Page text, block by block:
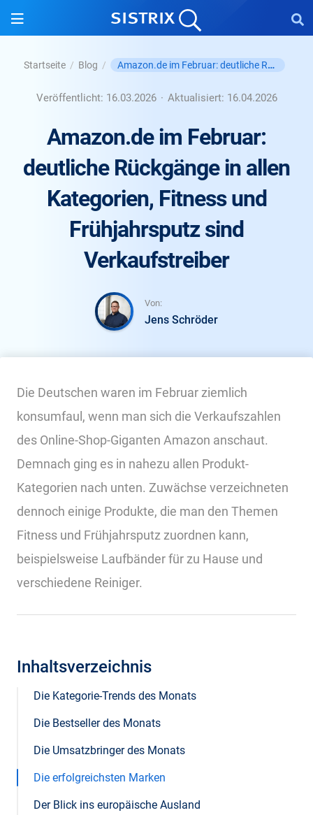
Startseite / Blog / Amazon.de im Februar: deutliche Rückgänge in allen ...
Veröffentlicht: 16.03.2026 · Aktualisiert: 16.04.2026
Amazon.de im Februar:
deutliche Rückgänge in allen
Kategorien, Fitness und
Frühjahrsputz sind
Verkaufstreiber
Von:
Jens Schröder
Die Deutschen waren im Februar ziemlich
konsumfaul, wenn man sich die Verkaufszahlen
des Online-Shop-Giganten Amazon anschaut.
Demnach ging es in nahezu allen Produkt-
Kategorien nach unten. Zuwächse verzeichneten
dennoch einige Produkte, die man den Themen
Fitness und Frühjahrsputz zuordnen kann,
beispielsweise Laufbänder für zu Hause und
verschiedene Reiniger.
Inhaltsverzeichnis
Die Kategorie-Trends des Monats
Die Bestseller des Monats
Die Umsatzbringer des Monats
Die erfolgreichsten Marken
Der Blick ins europäische Ausland